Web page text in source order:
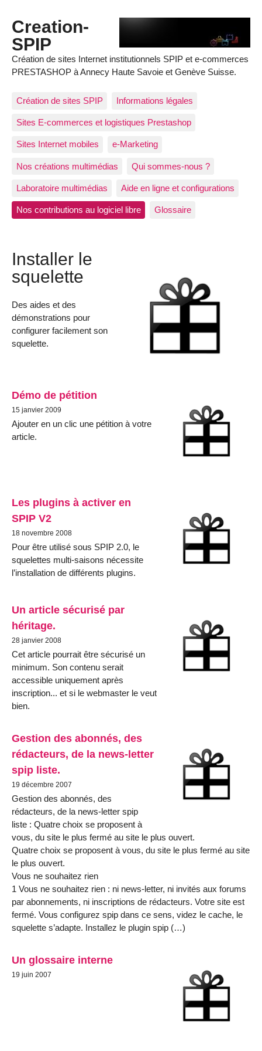
Creation-
SPIP
Création de sites Internet institutionnels SPIP et e-commerces
PRESTASHOP à Annecy Haute Savoie et Genève Suisse.
Création de sites SPIP Informations légales
Sites E-commerces et logistiques Prestashop
Sites Internet mobiles e-Marketing
Nos créations multimédias Qui sommes-nous ?
Laboratoire multimédias Aide en ligne et configurations
Nos contributions au logiciel libre Glossaire
Installer le
squelette
Des aides et des
démonstrations pour
configurer facilement son
squelette.
Démo de pétition
15 janvier 2009
Ajouter en un clic une pétition à votre
article.
Les plugins à activer en
SPIP V2
18 novembre 2008
Pour être utilisé sous SPIP 2.0, le
squelettes multi-saisons nécessite
l’installation de différents plugins.
Un article sécurisé par
héritage.
28 janvier 2008
Cet article pourrait être sécurisé un
minimum. Son contenu serait
accessible uniquement après
inscription... et si le webmaster le veut
bien.
Gestion des abonnés, des
rédacteurs, de la news-letter
spip liste.
19 décembre 2007
Gestion des abonnés, des
rédacteurs, de la news-letter spip
liste : Quatre choix se proposent à
vous, du site le plus fermé au site le plus ouvert.
Quatre choix se proposent à vous, du site le plus fermé au site
le plus ouvert.
Vous ne souhaitez rien
1 Vous ne souhaitez rien : ni news-letter, ni invités aux forums
par abonnements, ni inscriptions de rédacteurs. Votre site est
fermé. Vous configurez spip dans ce sens, videz le cache, le
squelette s’adapte. Installez le plugin spip (…)
Un glossaire interne
19 juin 2007